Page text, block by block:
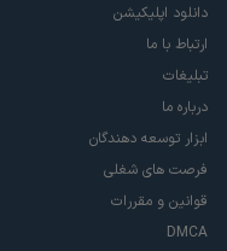
دانلود اپلیکیشن
ارتباط با ما
تبلیغات
درباره ما
ابزار توسعه دهندگان
فرصت های شغلی
قوانین و مقررات
DMCA